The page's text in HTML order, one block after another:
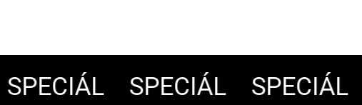
SPECIÁL SPECIÁL